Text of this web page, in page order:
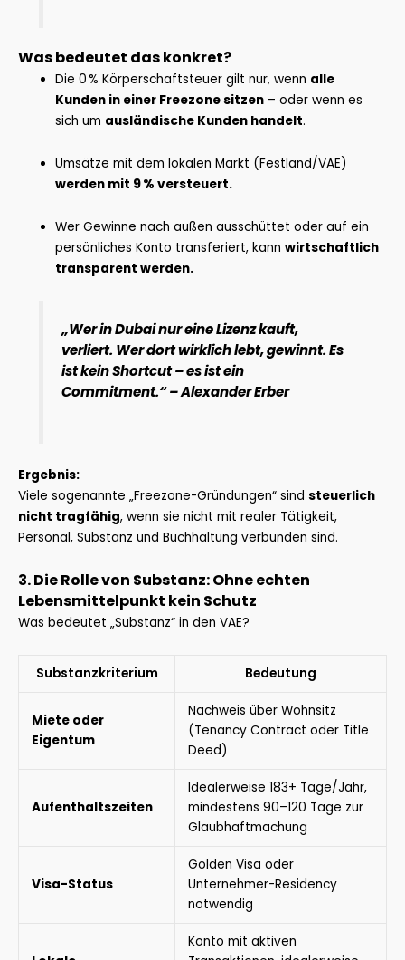
Was bedeutet das konkret?
Die 0 % Körperschaftsteuer gilt nur, wenn alle
Kunden in einer Freezone sitzen – oder wenn es
sich um ausländische Kunden handelt.
Umsätze mit dem lokalen Markt (Festland/VAE)
werden mit 9 % versteuert.
Wer Gewinne nach außen ausschüttet oder auf ein
persönliches Konto transferiert, kannwirtschaftlich
transparent werden.
„Wer in Dubai nur eine Lizenz kauft,
verliert. Wer dort wirklich lebt, gewinnt. Es
ist kein Shortcut – es ist ein
Commitment.“–Alexander Erber
Ergebnis:
Viele sogenannte „Freezone-Gründungen“ sind steuerlich
nicht tragfähig, wenn sie nicht mit realer Tätigkeit,
Personal, Substanz und Buchhaltung verbunden sind.
3. Die Rolle von Substanz: Ohne echten
Lebensmittelpunkt kein Schutz
Was bedeutet „Substanz“ in den VAE?
Substanzkriterium Bedeutung
Miete oder
Eigentum
Nachweis über Wohnsitz
(Tenancy Contract oder Title
Deed)
Aufenthaltszeiten
Idealerweise 183+ Tage/Jahr,
mindestens 90–120 Tage zur
Glaubhaftmachung
Visa-Status
Golden Visa oder
Unternehmer-Residency
notwendig
Konto mit aktiven